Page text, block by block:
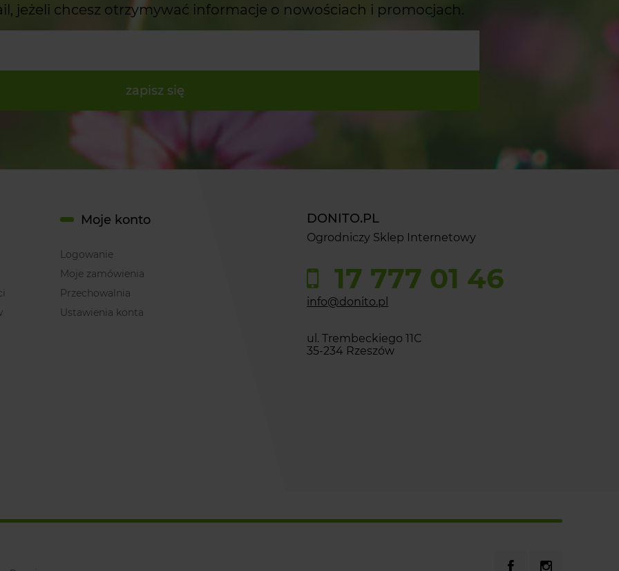
jeżeli chcesz otrzymywać informacje o nowościach i promocjach.
zapisz się
DONITO.PL
Ogrodniczy Sklep Internetowy
17 777 01 46
info@donito.pl
ul. Trembeckiego 11C
35-234 Rzeszów
Moje konto
Logowanie
Moje zamówienia
Przechowalnia
Ustawienia konta